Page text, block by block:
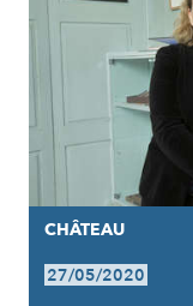
CHÂTEAU
27/05/2020